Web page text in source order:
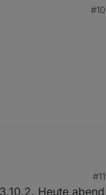
#10
#11
Heute abend